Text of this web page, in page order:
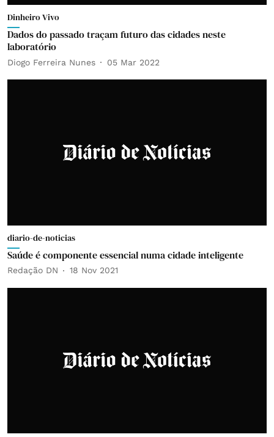
Dinheiro Vivo
Dados do passado traçam futuro das cidades neste
laboratório
Diogo Ferreira Nunes 05 Mar 2022
diario-de-noticias
Saúde é componente essencial numa cidade inteligente
Redação DN 18 Nov 2021